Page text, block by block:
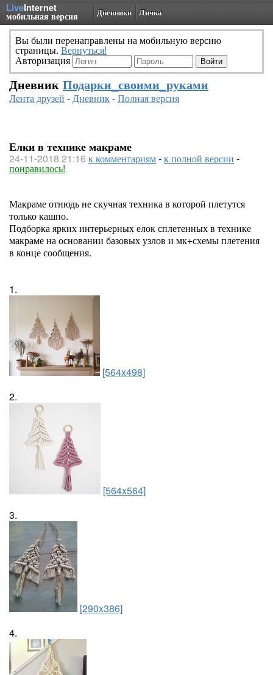
LiveInternet
мобильная версия Дневники Личка
Вы были перенаправлены на мобильную версию
страницы. Вернуться!
Авторизация
Дневник Подарки_своими_руками
Лента друзей -Дневник-Полная версия
Елки в технике макраме
24-11-2018 21:16 к комментариям-к полной версии -
понравилось!
Макраме отнюдь не скучная техника в которой плетутся
только кашпо.
Подборка ярких интерьерных елок сплетенных в технике
макраме на основании базовых узлов и мк+схемы плетения
в конце сообщения.
1.
[564x498]
2.
[564x564]
3.
[290x386]
4.